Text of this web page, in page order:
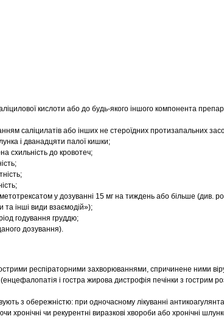
кислоти або до будь-якого іншого компонента
саліцилатів або інших не стероїдних протизапальних
і дванадцяти палої кишки;
схильність до кровотеч;
у дозуванні 15 мг на тиждень або більше (див.
та інші види взаємодій»);
годування груддю;
дозування).
респіраторними захворюваннями, спричинене ними
і гостра жирова дистрофія печінки з гострим
з обережністю: при одночасному лікуванні
хронічні чи рекурентні виразкові хвороби або хронічні